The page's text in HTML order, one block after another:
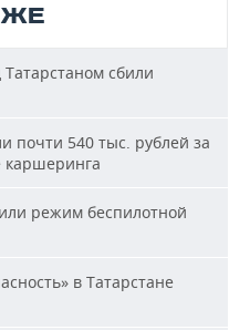
сбили
почти 540 тыс. рублей за
режим беспилотной
в Татарстане